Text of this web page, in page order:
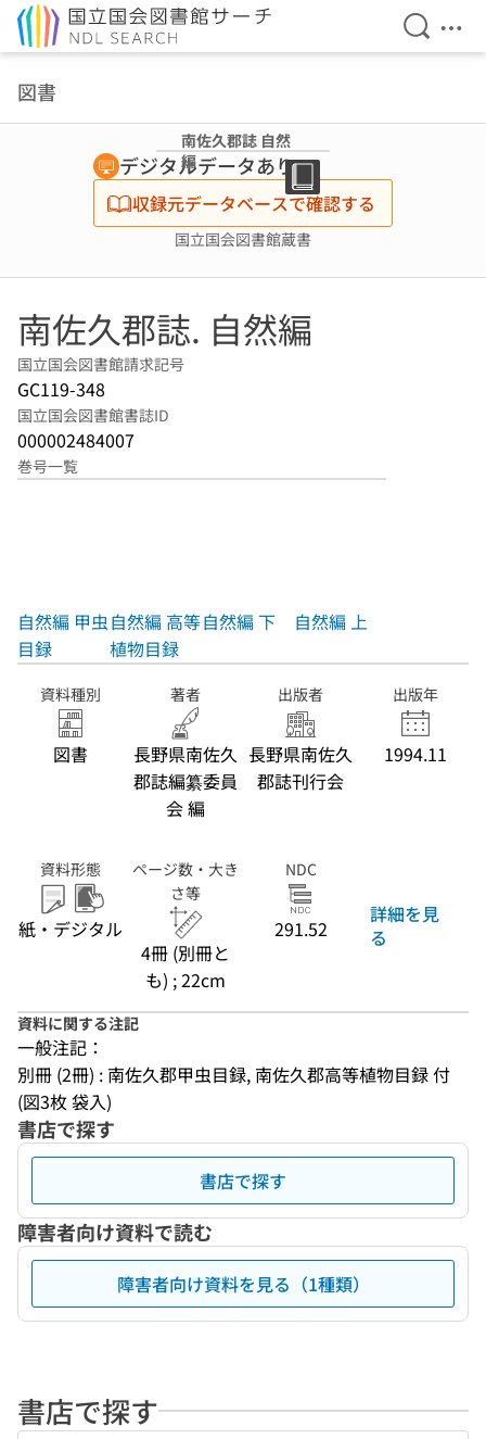
検索を
メ
図書
南佐久郡誌 自然
編
デジタルデータあり
収録元データベースで確認する
国立国会図書館蔵書
南佐久郡誌. 自然編
国立国会図書館請求記号
GC119-348
国立国会図書館書誌ID
000002484007
巻号一覧
自然編 甲虫
目録
自然編 高等
植物目録
自然編 下 自然編 上
資料種別
図書
著者
長野県南佐久
郡誌編纂委員
会 編
出版者
長野県南佐久
郡誌刊行会
出版年
1994.11
資料形態
紙・デジタル
ページ数・大き
さ等
4冊 (別冊と
も) ; 22cm
NDC
291.52
詳細を見
る
資料に関する注記
一般注記：
別冊 (2冊) : 南佐久郡甲虫目録, 南佐久郡高等植物目録 付
(図3枚 袋入)
書店で探す
書店で探す
障害者向け資料で読む
障害者向け資料を見る（1種類）
書店で探す